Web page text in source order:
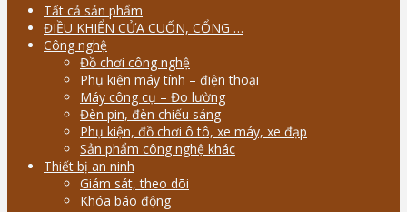
Tất cả sản phẩm
ĐIỀU KHIỂN CỬA CUỐN, CỔNG …
Công nghệ
Đồ chơi công nghệ
Phụ kiện máy tính – điện thoại
Máy công cụ – Đo lường
Đèn pin, đèn chiếu sáng
Phụ kiện, đồ chơi ô tô, xe máy, xe đạp
Sản phẩm công nghệ khác
Thiết bị an ninh
Giám sát, theo dõi
Khóa báo động